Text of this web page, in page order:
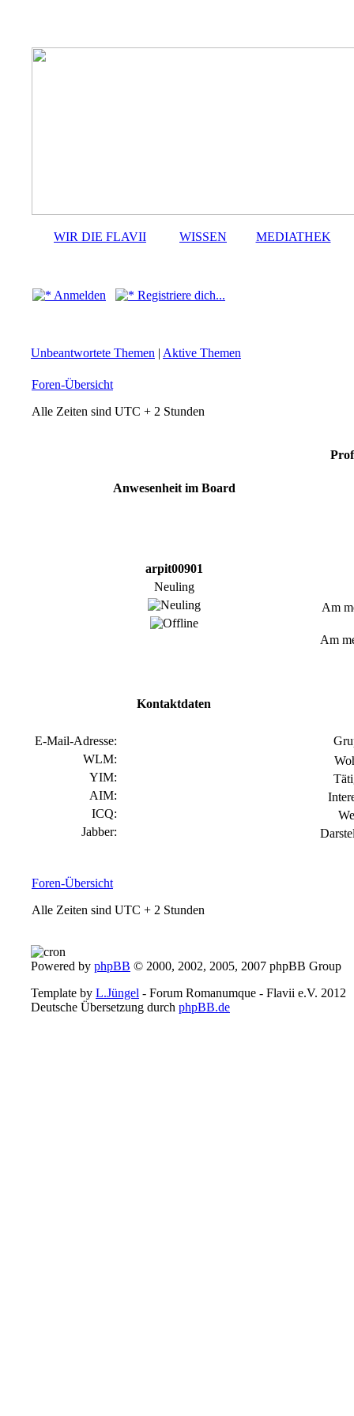
WIR DIE FLAVII WISSEN MEDIATHEK
Anmelden Registriere dich...
Unbeantwortete Themen | Aktive Themen
Foren-Übersicht
Alle Zeiten sind UTC + 2 Stunden
Anwesenheit im Board
arpit00901
Neuling
Am
Am
Kontaktdaten
E-Mail-Adresse:
WLM:
YIM:
AIM:
ICQ:
Jabber:
Foren-Übersicht
Alle Zeiten sind UTC + 2 Stunden
Powered by phpBB © 2000, 2002, 2005, 2007 phpBB Group
Template by L.Jüngel - Forum Romanumque - Flavii e.V. 2012
Deutsche Übersetzung durch phpBB.de